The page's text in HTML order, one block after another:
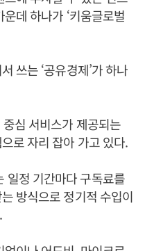
데 하나가 ‘키움글로벌
쓰는 ‘공유경제’가 하나
심 서비스가 제공되는
로 자리 잡아 가고 있다.
일정 기간마다 구독료를
방식으로 정기적 수입이